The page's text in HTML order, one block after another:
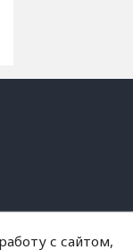
с сайтом,